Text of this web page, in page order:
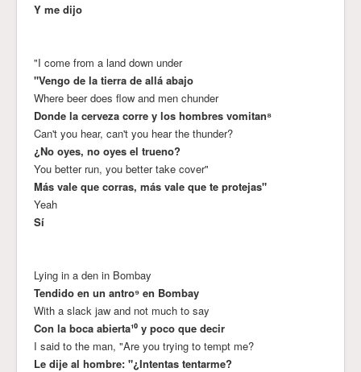
Y me dijo
"I come from a land down under
"Vengo de la tierra de allá abajo
Where beer does flow and men chunder
Donde la cerveza corre y los hombres vomitan⁸
Can't you hear, can't you hear the thunder?
¿No oyes, no oyes el trueno?
You better run, you better take cover"
Más vale que corras, más vale que te protejas"
Yeah
Sí
Lying in a den in Bombay
Tendido en un antro⁹ en Bombay
With a slack jaw and not much to say
Con la boca abierta¹⁰ y poco que decir
I said to the man, "Are you trying to tempt me?
Le dije al hombre: "¿Intentas tentarme?